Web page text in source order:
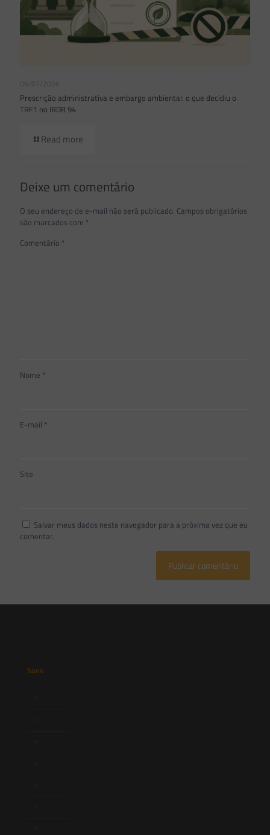
06/07/2026
Prescrição administrativa e embargo ambiental: o que decidiu o
TRF1 no IRDR 94
Read more
Deixe um comentário
O seu endereço de e-mail não será publicado. Campos obrigatórios
são marcados com *
Comentário *
Nome *
E-mail *
Site
Salvar meus dados neste navegador para a próxima vez que eu
comentar.
Saes